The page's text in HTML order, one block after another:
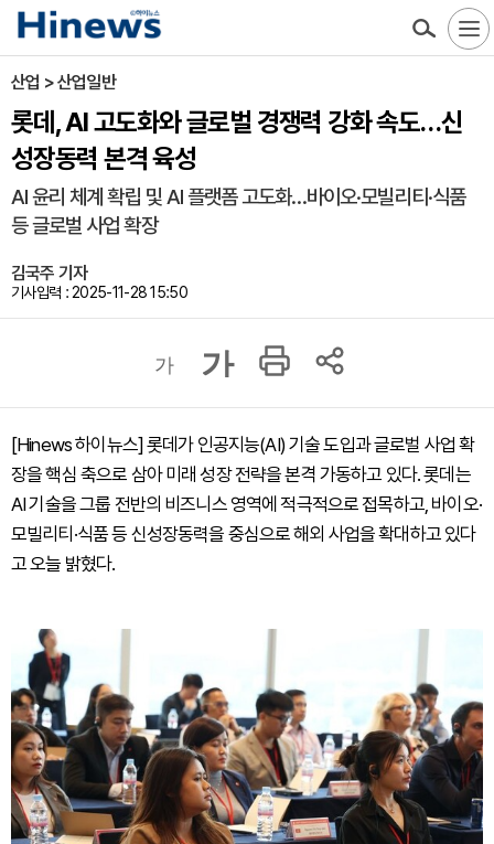
산업 > 산업일반
롯데, AI 고도화와 글로벌 경쟁력 강화 속도…신
성장동력 본격 육성
AI 윤리 체계 확립 및 AI 플랫폼 고도화…바이오·모빌리티·식품
등 글로벌 사업 확장
김국주 기자
기사입력 : 2025-11-28 15:50
가 가
[Hinews 하이뉴스] 롯데가 인공지능(AI) 기술 도입과 글로벌 사업 확
장을 핵심 축으로 삼아 미래 성장 전략을 본격 가동하고 있다. 롯데는
AI 기술을 그룹 전반의 비즈니스 영역에 적극적으로 접목하고, 바이오·
모빌리티·식품 등 신성장동력을 중심으로 해외 사업을 확대하고 있다
고 오늘 밝혔다.